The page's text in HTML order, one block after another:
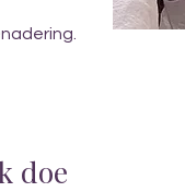
doe